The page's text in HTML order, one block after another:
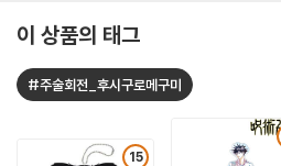
이 상품의 태그
#주술회전_후시구로메구미
15